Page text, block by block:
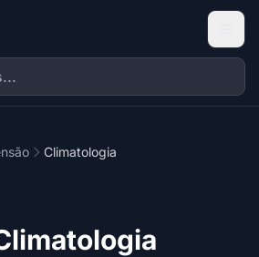
Climatologia